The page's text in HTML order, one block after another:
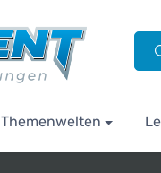
Themenwelten